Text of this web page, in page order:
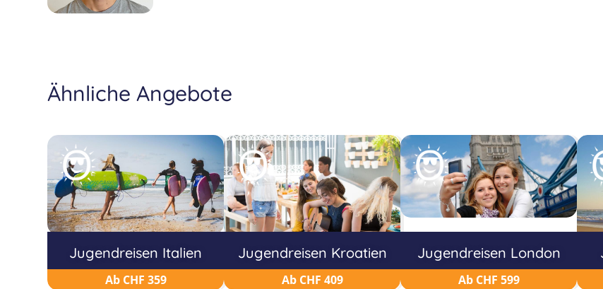
Ähnliche Angebote
Jugendreisen Italien
Ab CHF 359
Jugendreisen Kroatien
Ab CHF 409
Jugendreisen London
Ab CHF 599